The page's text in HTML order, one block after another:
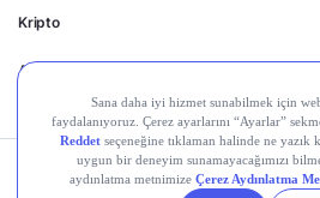
Kripto
Ayrıcalıklar
Kişisel Verilerin
Gizlilik